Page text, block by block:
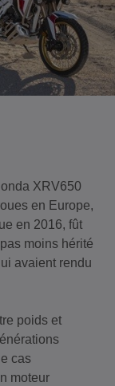
XRV650
en Europe,
en 2016, fût
moins hérité
avaient rendu
poids et
cas
moteur